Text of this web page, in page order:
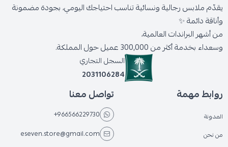
يقدّم ملابس رجالية ونسائية تناسب احتياجك اليومي، بجودة مضمونة
وأناقة دائمة ✨
من أشهر البراندات العالمية،
وسعداء بخدمة أكثر من 300,000 عميل حول المملكة.
السجل التجاري
2031106284
روابط مهمة
المدونة
من نحن
تواصل معنا
+966566229730
eseven.store@gmail.com